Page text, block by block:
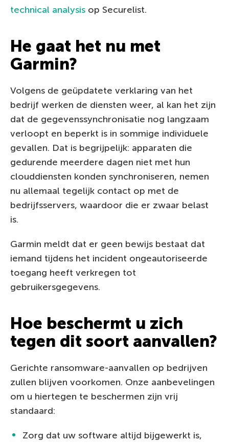
technical analysis op Securelist.
He gaat het nu met
Garmin?
Volgens de geüpdatete verklaring van het
bedrijf werken de diensten weer, al kan het zijn
dat de gegevenssynchronisatie nog langzaam
verloopt en beperkt is in sommige individuele
gevallen. Dat is begrijpelijk: apparaten die
gedurende meerdere dagen niet met hun
clouddiensten konden synchroniseren, nemen
nu allemaal tegelijk contact op met de
bedrijfsservers, waardoor die er zwaar belast
is.
Garmin meldt dat er geen bewijs bestaat dat
iemand tijdens het incident ongeautoriseerde
toegang heeft verkregen tot
gebruikersgegevens.
Hoe beschermt u zich
tegen dit soort aanvallen?
Gerichte ransomware-aanvallen op bedrijven
zullen blijven voorkomen. Onze aanbevelingen
om u hiertegen te beschermen zijn vrij
standaard:
Zorg dat uw software altijd bijgewerkt is,